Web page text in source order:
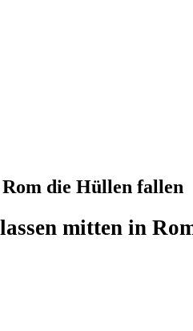
die Hüllen fallen
lassen mitten in